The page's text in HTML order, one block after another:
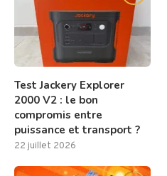
Test Jackery Explorer
2000 V2 : le bon
compromis entre
puissance et transport ?
22 juillet 2026